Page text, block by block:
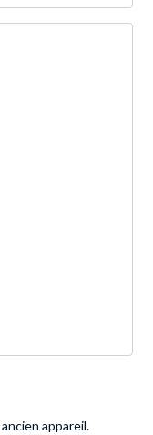
appareil.